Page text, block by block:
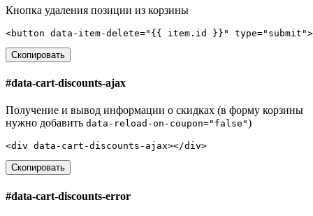
Кнопка удаления позиции из корзины
<button data-item-delete="{{ item.id }}" type="submit">
Скопировать
#data-cart-discounts-ajax
Получение и вывод информации о скидках (в форму корзины
нужно добавить data-reload-on-coupon="false")
<div data-cart-discounts-ajax></div>
Скопировать
#data-cart-discounts-error